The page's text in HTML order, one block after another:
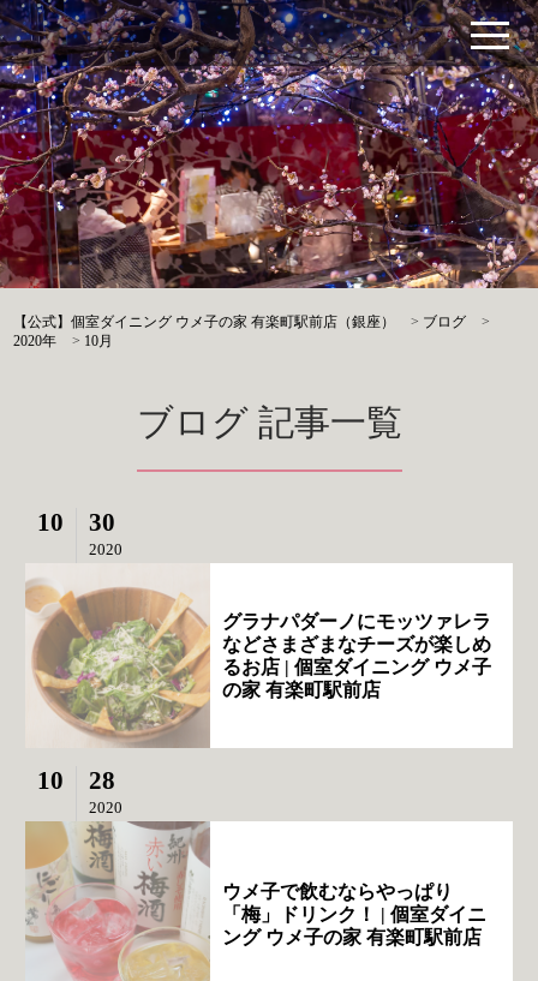
【公式】個室ダイニング ウメ子の家 有楽町駅前店（銀座） > ブログ
>
2020年
> 10月
ブログ 記事一覧
10 30
2020
グラナパダーノにモッツァレラ
などさまざまなチーズが楽しめ
るお店 | 個室ダイニング ウメ子
の家 有楽町駅前店
10 28
2020
ウメ子で飲むならやっぱり
「梅」ドリンク！ | 個室ダイニ
ング ウメ子の家 有楽町駅前店